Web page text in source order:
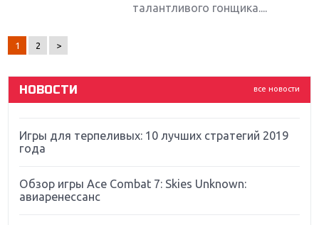
талантливого гонщика....
1 2 >
все новости
НОВОСТИ
Новинки для Nintendo Switch: Labo, South Park и
Far Cry 5: хвалить нельзя ругать
Игры для терпеливых: 10 лучших стратегий 2019
года
Обзор игры Ace Combat 7: Skies Unknown:
авиаренессанс